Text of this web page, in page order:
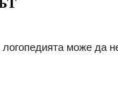
ПОМАГА